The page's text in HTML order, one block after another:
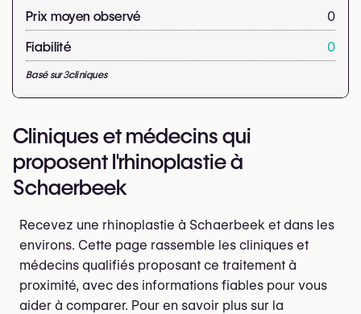
Prix moyen observé
0
Fiabilité
0
Basé sur3cliniques
Cliniques et médecins qui
proposent l'rhinoplastie à
Schaerbeek
Recevez une rhinoplastie à Schaerbeek et dans les
environs. Cette page rassemble les cliniques et
médecins qualifiés proposant ce traitement à
proximité, avec des informations fiables pour vous
aider à comparer. Pour en savoir plus sur la